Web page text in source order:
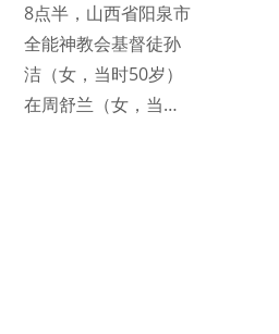
8点半，山西省阳泉市
全能神教会基督徒孙
洁（女，当时50岁）
在周舒兰（女，当…